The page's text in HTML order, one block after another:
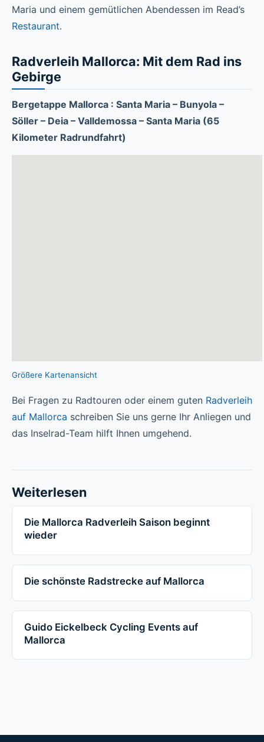
Maria und einem gemütlichen Abendessen im Read’s
Restaurant.
Radverleih Mallorca: Mit dem Rad ins
Gebirge
Bergetappe Mallorca : Santa Maria – Bunyola –
Söller – Deia – Valldemossa – Santa Maria (65
Kilometer Radrundfahrt)
Größere Kartenansicht
Bei Fragen zu Radtouren oder einem guten Radverleih
auf Mallorca schreiben Sie uns gerne Ihr Anliegen und
das Inselrad-Team hilft Ihnen umgehend.
Weiterlesen
Die Mallorca Radverleih Saison beginnt
wieder
Die schönste Radstrecke auf Mallorca
Guido Eickelbeck Cycling Events auf
Mallorca